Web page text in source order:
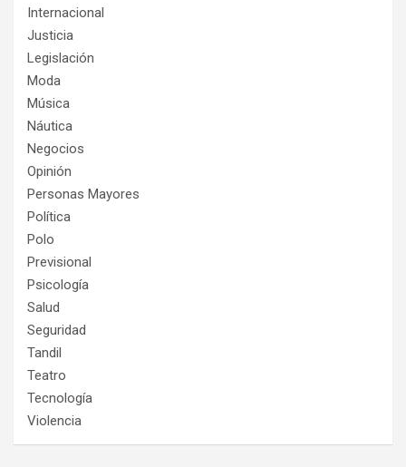
Internacional
Justicia
Legislación
Moda
Música
Náutica
Negocios
Opinión
Personas Mayores
Política
Polo
Previsional
Psicología
Salud
Seguridad
Tandil
Teatro
Tecnología
Violencia